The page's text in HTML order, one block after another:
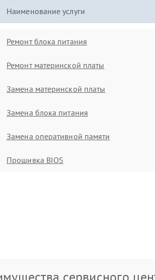
Наименование услуги
Ремонт блока питания
Ремонт материнской платы
Замена материнской платы
Замена блока питания
Замена оперативной памяти
Прошивка BIOS